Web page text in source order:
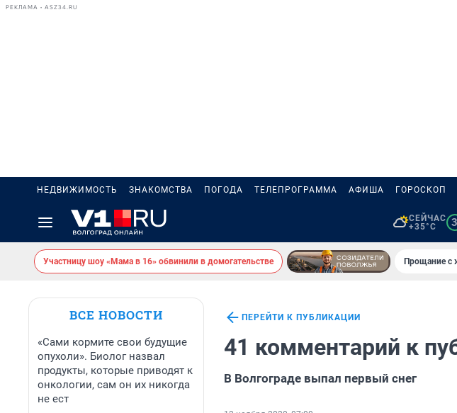
РЕКЛАМА • ASZ34.RU
НЕДВИЖИМОСТЬ ЗНАКОМСТВА ПОГОДА ТЕЛЕПРОГРАММА АФИША ГОРОСКОП
СЕЙЧАС
+35°C
3
Участницу шоу «Мама в 16» обвинили в домогательстве Прощание с
ВСЕ НОВОСТИ
«Сами кормите свои будущие
опухоли». Биолог назвал
продукты, которые приводят к
онкологии, сам он их никогда
не ест
ПЕРЕЙТИ К ПУБЛИКАЦИИ
41 комментарий к
В Волгограде выпал первый снег